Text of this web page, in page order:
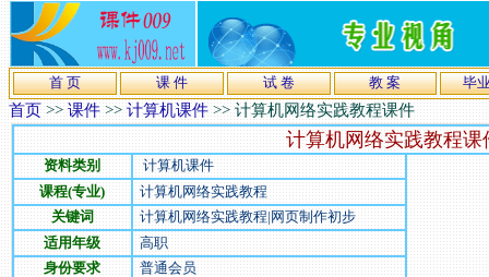
首 页 课 件 试 卷 教 案 毕
首页>>课件>>计算机课件>>计算机网络实践教程课件
计算机网络实践教程课
资料类别
计算机课件
课程(专业)
计算机网络实践教程
关键词
计算机网络实践教程|网页制作初步
适用年级
高职
身份要求
普通会员